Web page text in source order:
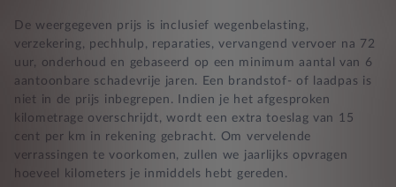
De weergegeven prijs is inclusief wegenbelasting,
verzekering, pechhulp, reparaties, vervangend vervoer na 72
uur, onderhoud en gebaseerd op een minimum aantal van 6
aantoonbare schadevrije jaren. Een brandstof- of laadpas is
niet in de prijs inbegrepen. Indien je het afgesproken
kilometrage overschrijdt, wordt een extra toeslag van 15
cent per km in rekening gebracht. Om vervelende
verrassingen te voorkomen, zullen we jaarlijks opvragen
hoeveel kilometers je inmiddels hebt gereden.